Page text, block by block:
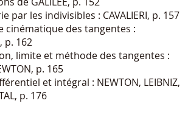
par les indivisibles : CAVALIERI, p. 157
cinématique des tangentes :
p. 162
limite et méthode des tangentes :
p. 165
et intégral : NEWTON, LEIBNIZ,
p. 176